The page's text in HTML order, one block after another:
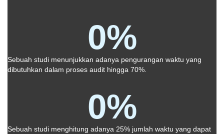
Sebuah studi menunjukkan adanya pengurangan waktu yang
dibutuhkan dalam proses audit hingga 70%.
0%
Sebuah studi menghitung adanya 25% jumlah waktu yang dapat
0%